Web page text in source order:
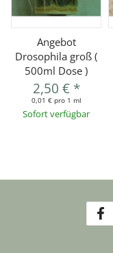
Angebot
Drosophila groß (
500ml Dose )
2,50 € *
0,01 € pro 1 ml
Sofort verfügbar